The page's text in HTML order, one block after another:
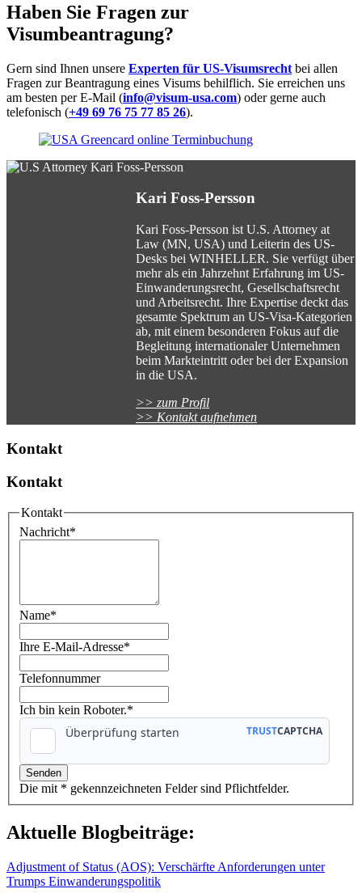
Haben Sie Fragen zur
Visumbeantragung?
Gern sind Ihnen unsere Experten für US-Visumsrecht bei allen
Fragen zur Beantragung eines Visums behilflich. Sie erreichen uns
am besten per E-Mail (info@visum-usa.com) oder gerne auch
telefonisch (+49 69 76 75 77 85 26).
Kari Foss-Persson
Kari Foss-Persson ist U.S. Attorney at
Law (MN, USA) und Leiterin des US-
Desks bei WINHELLER. Sie verfügt über
mehr als ein Jahrzehnt Erfahrung im US-
Einwanderungsrecht, Gesellschaftsrecht
und Arbeitsrecht. Ihre Expertise deckt das
gesamte Spektrum an US-Visa-Kategorien
ab, mit einem besonderen Fokus auf die
Begleitung internationaler Unternehmen
beim Markteintritt oder bei der Expansion
in die USA.
>> zum Profil
>> Kontakt aufnehmen
Kontakt
Kontakt
Kontakt
Nachricht*
Name*
Ihre E-Mail-Adresse*
Telefonnummer
Ich bin kein Roboter.*
Die mit * gekennzeichneten Felder sind Pflichtfelder.
Aktuelle Blogbeiträge:
Adjustment of Status (AOS): Verschärfte Anforderungen unter
Trumps Einwanderungspolitik